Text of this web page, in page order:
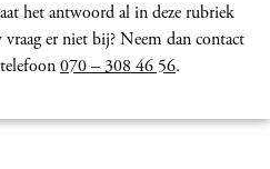
het antwoord al in deze rubriek
er niet bij? Neem dancontact
070 – 308 46 56.